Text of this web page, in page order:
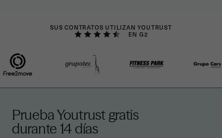
SUS CONTRATOS UTILIZAN YOUTRUST
EN G2
Prueba Youtrust gratis
durante 14 días